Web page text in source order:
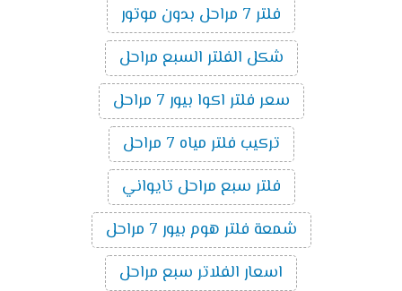
فلتر 7 مراحل بدون موتور
شكل الفلتر السبع مراحل
سعر فلتر اكوا بيور 7 مراحل
تركيب فلتر مياه 7 مراحل
فلتر سبع مراحل تايواني
شمعة فلتر هوم بيور 7 مراحل
اسعار الفلاتر سبع مراحل